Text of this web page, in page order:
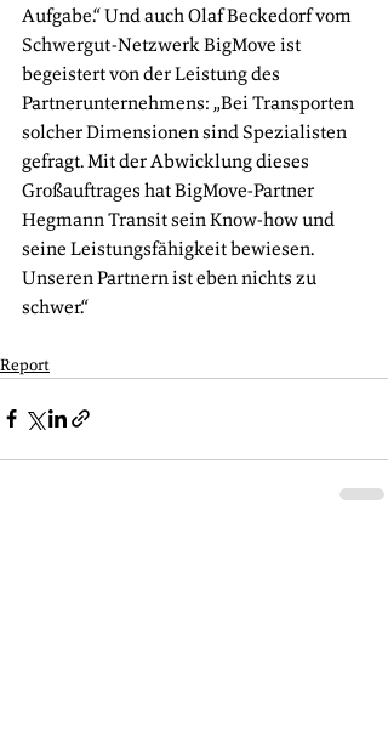
Aufgabe.“ Und auch Olaf Beckedorf vom
Schwergut-Netzwerk BigMove ist
begeistert von der Leistung des
Partnerunternehmens: „Bei Transporten
solcher Dimensionen sind Spezialisten
gefragt. Mit der Abwicklung dieses
Großauftrages hat BigMove-Partner
Hegmann Transit sein Know-how und
seine Leistungsfähigkeit bewiesen.
Unseren Partnern ist eben nichts zu
schwer.“
Report